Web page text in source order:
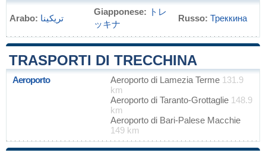
Arabo: تريكينا
Giapponese: トレ
ッキナ
Russo: Треккина
TRASPORTI DI TRECCHINA
Aeroporto Aeroporto di Lamezia Terme 131.9
km
Aeroporto di Taranto-Grottaglie 148.9
km
Aeroporto di Bari-Palese Macchie
149 km